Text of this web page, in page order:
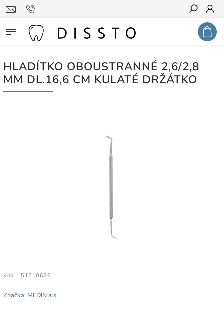
Hledat
HLADÍTKO OBOUSTRANNÉ 2,6/2,8
MM DL.16,6 CM KULATÉ DRŽÁTKO
Kód: 151510626
Značka: MEDIN a.s.